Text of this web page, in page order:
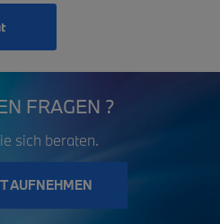
FRAGEN ?
sich beraten.
AUFNEHMEN